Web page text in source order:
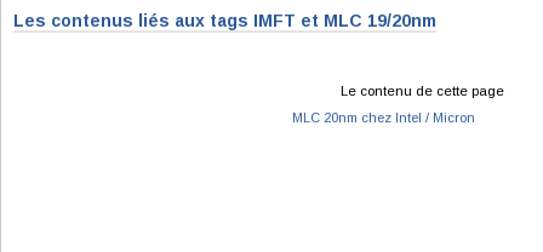
Les contenus liés aux tags IMFT et MLC 19/20nm
Le contenu de cette page
MLC 20nm chez Intel / Micron